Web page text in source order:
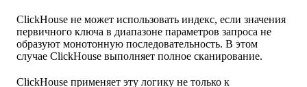
ClickHouse не может использовать индекс, если значения
первичного ключа в диапазоне параметров запроса не
образуют монотонную последовательность. В этом
случае ClickHouse выполняет полное сканирование.
ClickHouse применяет эту логику не только к